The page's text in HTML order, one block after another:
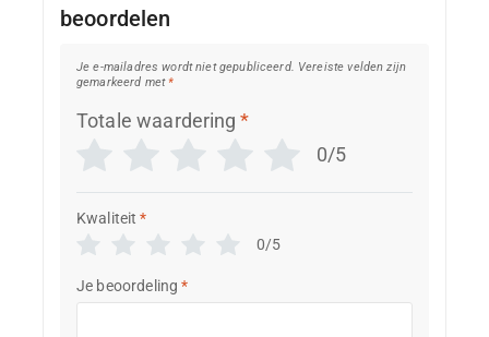
beoordelen
Je e-mailadres wordt niet gepubliceerd. Vereiste velden zijn
gemarkeerd met*
Totale waardering *
0/5
Kwaliteit *
0/5
Je beoordeling*